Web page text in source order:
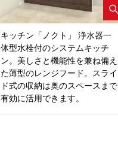
キッチン「ノクト」 浄水器一
体型水栓付のシステムキッチ
ン。美しさと機能性を兼ね備え
た薄型のレンジフード。スライ
ド式の収納は奥のスペースまで
有効に活用できます。